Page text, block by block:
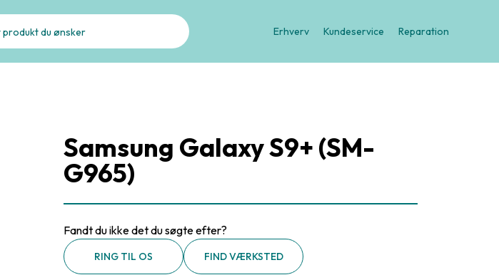
Erhverv Kundeservice Reparation
Samsung Galaxy S9+ (SM-
G965)
Fandt du ikke det du søgte efter?
RING TIL OS FIND VÆRKSTED